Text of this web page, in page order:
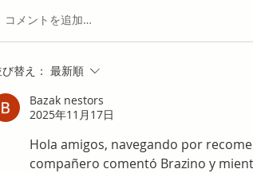
コメントを追加…
替え： 最新順
Bazak nestors
2025年11月17日
Hola amigos, navegando por